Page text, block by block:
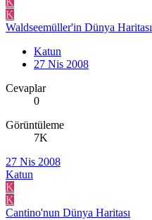
K
Waldseemüller'in Dünya Haritası
Katun
27 Nis 2008
Cevaplar
0
Görüntüleme
7K
27 Nis 2008
Katun
K
K
Cantino'nun Dünya Haritası